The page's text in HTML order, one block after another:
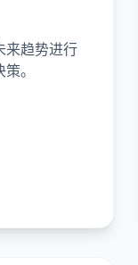
来趋势进行
。